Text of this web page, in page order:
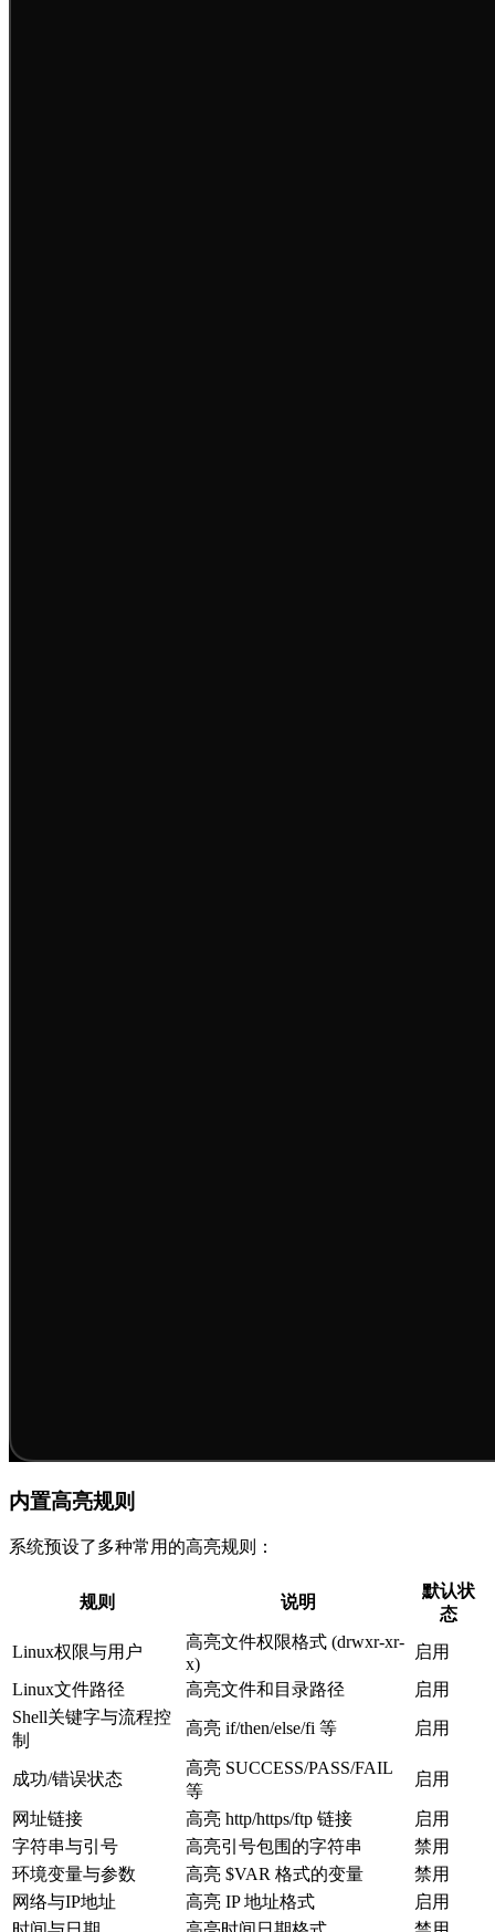
内置高亮规则
系统预设了多种常用的高亮规则：
规则 说明
默认状
态
Linux权限与用户
高亮文件权限格式 (drwxr-xr-
x)
启用
Linux文件路径
高亮文件和目录路径
启用
Shell关键字与流程控
制
高亮 if/then/else/fi 等 启用
成功/错误状态
高亮 SUCCESS/PASS/FAIL
等
启用
网址链接 高亮 http/https/ftp 链接
启用
字符串与引号
高亮引号包围的字符串
禁用
环境变量与参数
高亮 $VAR 格式的变量
禁用
网络与IP地址
高亮 IP 地址格式
启用